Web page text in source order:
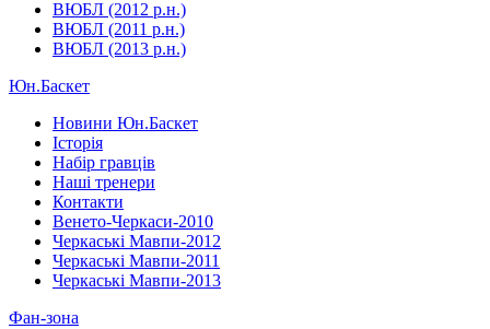
ВЮБЛ (2012 р.н.)
ВЮБЛ (2011 р.н.)
ВЮБЛ (2013 р.н.)
Юн.Баскет
Новини Юн.Баскет
Історія
Набір гравців
Наші тренери
Контакти
Венето-Черкаси-2010
Черкаські Мавпи-2012
Черкаські Мавпи-2011
Черкаські Мавпи-2013
Фан-зона